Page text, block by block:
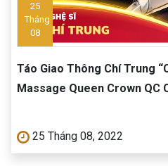
25
Tháng
08
Táo Giao Thông Chí Trung
Massage Queen Crown QC
25 Tháng 08, 2022